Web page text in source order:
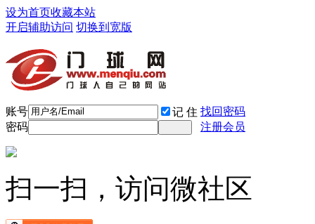
设为首页收藏本站
开启辅助访问 切换到宽版
账号 记 住 找回密码
密码
注册会员
扫一扫，访问微社区